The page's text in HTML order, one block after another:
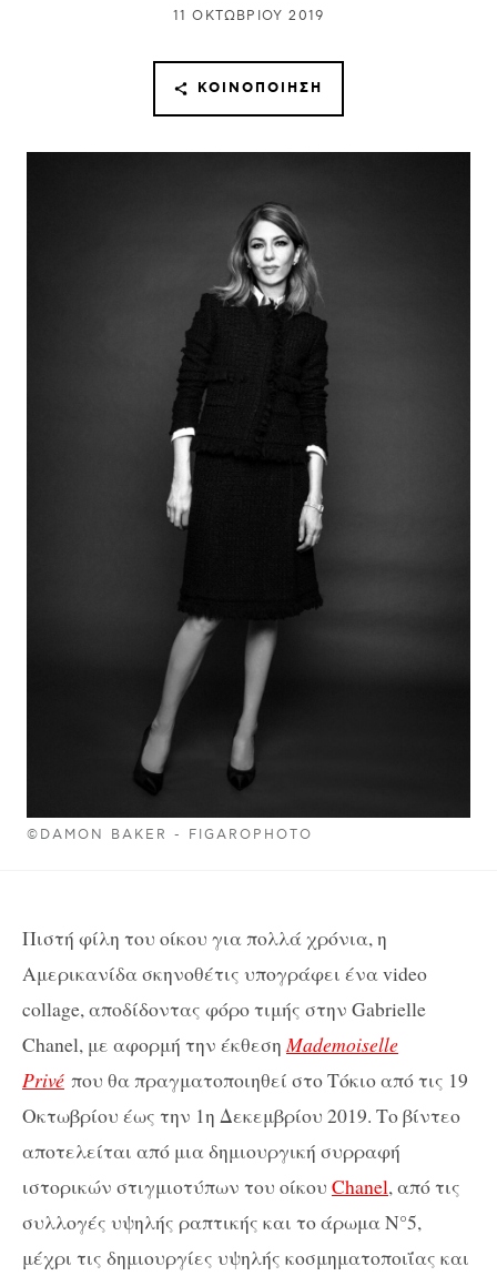
©DAMON BAKER - FIGAROPHOTO
11 ΟΚΤΩΒΡΊΟΥ 2019
ΚΟΙΝΟΠΟΊΗΣΗ
Πιστή φίλη του οίκου για πολλά χρόνια, η
Αμερικανίδα σκηνοθέτις υπογράφει ένα video
collage, αποδίδοντας φόρο τιμής στην Gabrielle
Chanel, με αφορμή την έκθεση Mademoiselle
Privé που θα πραγματοποιηθεί στο Τόκιο από τις 19
Οκτωβρίου έως την 1η Δεκεμβρίου 2019. Το βίντεο
αποτελείται από μια δημιουργική συρραφή
ιστορικών στιγμιοτύπων του οίκου Chanel, από τις
συλλογές υψηλής ραπτικής και το άρωμα N°5,
μέχρι τις δημιουργίες υψηλής κοσμηματοποιΐας και